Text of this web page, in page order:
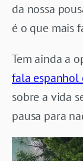
da nossa
é o que mais
Tem ainda a
fala espanhol
sobre a vida
pausa para